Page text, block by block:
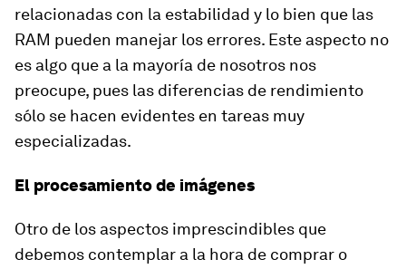
relacionadas con la estabilidad y lo bien que las
RAM pueden manejar los errores. Este aspecto no
es algo que a la mayoría de nosotros nos
preocupe, pues las diferencias de rendimiento
sólo se hacen evidentes en tareas muy
especializadas.
El procesamiento de imágenes
Otro de los aspectos imprescindibles que
debemos contemplar a la hora de comprar o